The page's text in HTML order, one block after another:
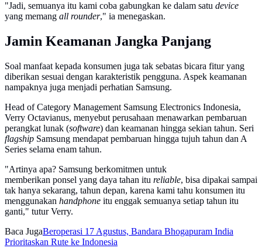
"Jadi, semuanya itu kami coba gabungkan ke dalam satu device
yang memang all rounder," ia menegaskan.
Jamin Keamanan Jangka Panjang
Soal manfaat kepada konsumen juga tak sebatas bicara fitur yang
diberikan sesuai dengan karakteristik pengguna. Aspek keamanan
nampaknya juga menjadi perhatian Samsung.
Head of Category Management Samsung Electronics Indonesia,
Verry Octavianus, menyebut perusahaan menawarkan pembaruan
perangkat lunak (software) dan keamanan hingga sekian tahun. Seri
flagship Samsung mendapat pembaruan hingga tujuh tahun dan A
Series selama enam tahun.
"Artinya apa? Samsung berkomitmen untuk
memberikan ponsel yang daya tahan itu reliable, bisa dipakai sampai
tak hanya sekarang, tahun depan, karena kami tahu konsumen itu
menggunakan handphone itu enggak semuanya setiap tahun itu
ganti," tutur Verry.
Baca JugaBeroperasi 17 Agustus, Bandara Bhogapuram India
Prioritaskan Rute ke Indonesia